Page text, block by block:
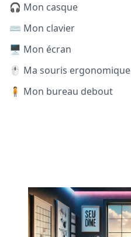
🎧 Mon casque
⌨️ Mon clavier
🖥️ Mon écran
🖱️ Ma souris ergonomique
🧍 Mon bureau debout